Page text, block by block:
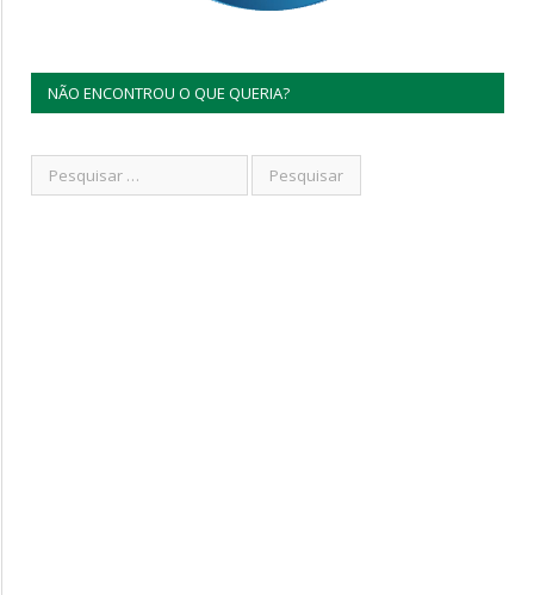
NÃO ENCONTROU O QUE QUERIA?